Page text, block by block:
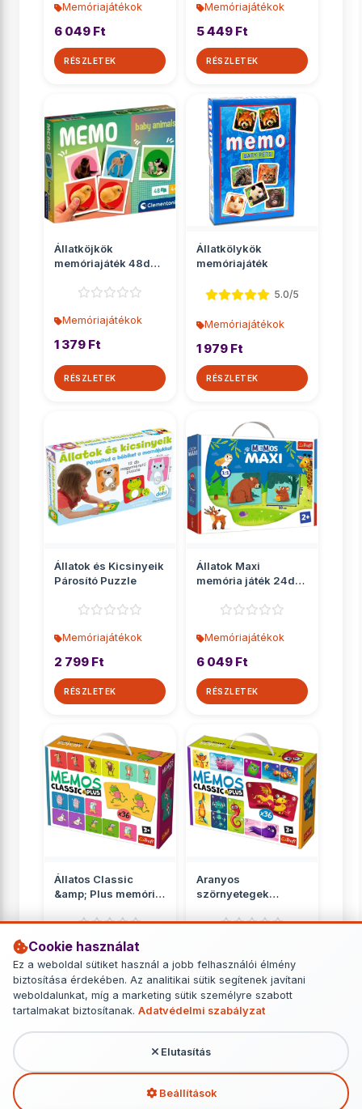
Cookie használat
Ez a weboldal sütiket használ a jobb felhasználói élmény
biztosítása érdekében. Az analitikai sütik segítenek javítani
weboldalunkat, míg a marketing sütik személyre szabott
tartalmakat biztosítanak. Adatvédelmi szabályzat
Elutasítás
Beállítások
Memóriajátékok
6 049 Ft
RÉSZLETEK
Memóriajátékok
5 449 Ft
RÉSZLETEK
Állatköjkök
memóriajáték 48db-
Memóriajátékok
1 379 Ft
RÉSZLETEK
Állatkölykök
memóriajáték
5.0/5
Memóriajátékok
1 979 Ft
RÉSZLETEK
Állatok és Kicsinyeik
Párosító Puzzle
Memóriajátékok
2 799 Ft
RÉSZLETEK
Állatok Maxi
memória játék 24db-
Memóriajátékok
6 049 Ft
RÉSZLETEK
Állatos Classic
&amp; Plus memória
Memóriajátékok
3 649 Ft
RÉSZLETEK
Aranyos
szörnyetegek
memória játék 36...
3 649 Ft
RÉSZLETEK
További termékek - Memóriajátékok